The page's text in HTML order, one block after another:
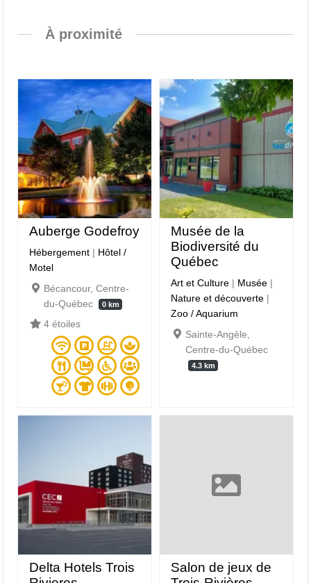
À proximité
Auberge Godefroy
Hébergement | Hôtel /
Motel
Bécancour, Centre-
du-Québec
0 km
4 étoiles
Musée de la
Biodiversité du
Québec
Art et Culture | Musée |
Nature et découverte |
Zoo / Aquarium
Sainte-Angèle,
Centre-du-Québec
4.3 km
Delta Hotels Trois
Salon de jeux de